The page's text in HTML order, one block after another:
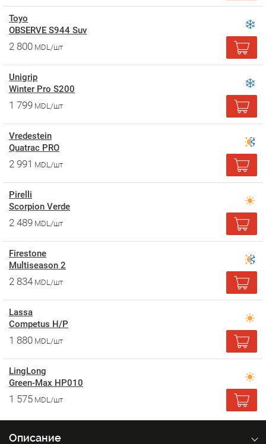
Toyo
OBSERVE S944 Suv
2 800 MDL/шт
Unigrip
Winter Pro S200
1 799 MDL/шт
Vredestein
Quatrac PRO
2 991 MDL/шт
Pirelli
Scorpion Verde
2 489 MDL/шт
Firestone
Multiseason 2
2 834 MDL/шт
Lassa
Competus H/P
1 880 MDL/шт
LingLong
Green-Max HP010
1 575 MDL/шт
Описание